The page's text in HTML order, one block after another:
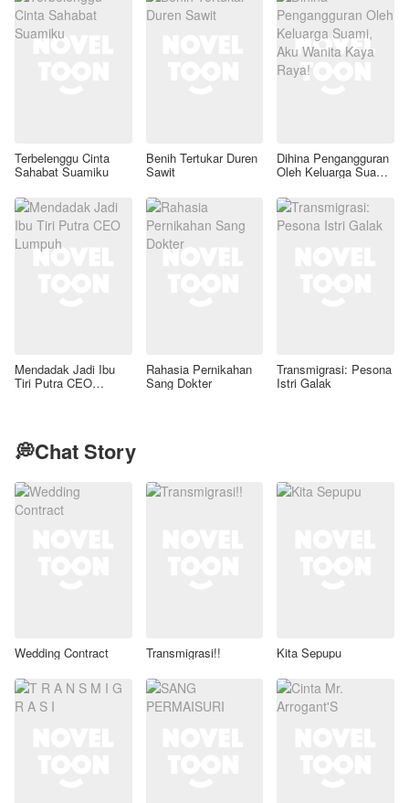
Terbelenggu Cinta
Sahabat Suamiku
Benih Tertukar Duren
Sawit
Dihina Pengangguran
Oleh Keluarga Suami,
Raya!
Mendadak Jadi Ibu
Tiri Putra CEO
Rahasia Pernikahan
Sang Dokter
Transmigrasi: Pesona
Istri Galak
💭Chat Story
Wedding Contract Transmigrasi!! Kita Sepupu